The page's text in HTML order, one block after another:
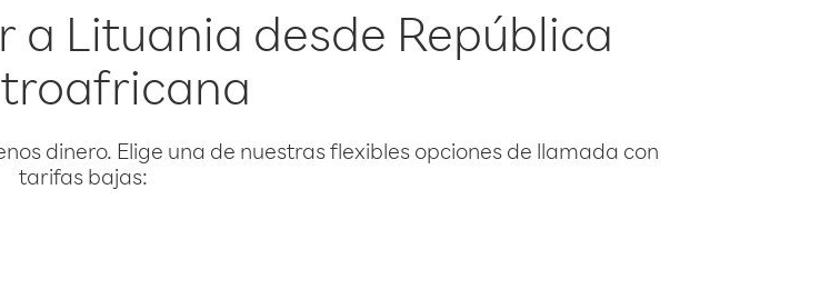
a Lituania desde República
dinero. Elige una de nuestras flexibles opciones de llamada con
tarifas bajas: